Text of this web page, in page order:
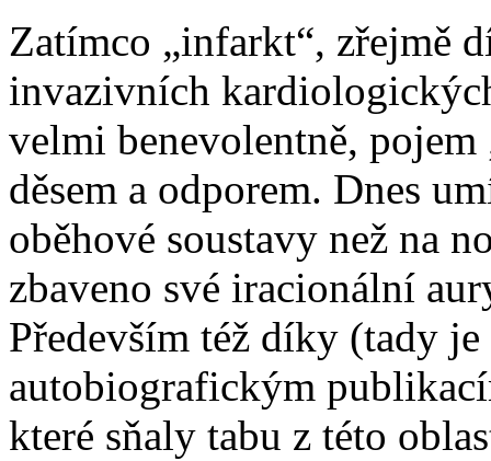
Zatímco „infarkt“, zřejmě
invazivních
velmi benevolentně,
děsem a odporem. Dnes
oběhové soustavy než na
zbaveno své iracionální
Především též díky (tady
autobiografickým
které sňaly tabu z této